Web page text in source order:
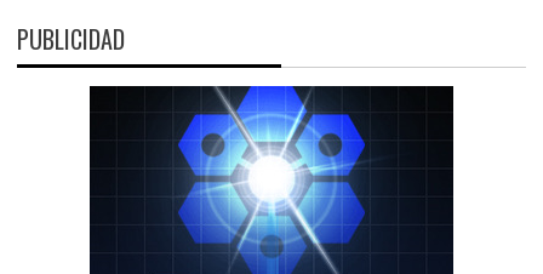
PUBLICIDAD